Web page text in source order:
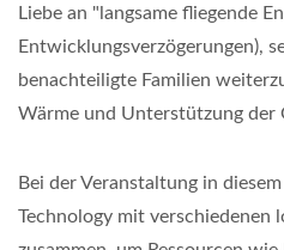
Liebe an "langsame fliegende
Entwicklungsverzögerungen),
benachteiligte Familien
Wärme und Unterstützung der
Bei der Veranstaltung in
Technology mit verschiedenen